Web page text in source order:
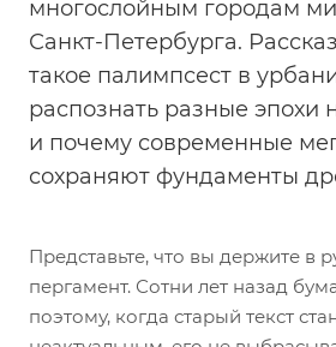
многослойным городам
Санкт-Петербурга.
такое палимпсест в
распознать разные эпохи
и почему современные
сохраняют фундаменты
Представьте, что вы держите в
пергамент. Сотни лет назад
поэтому, когда старый текст